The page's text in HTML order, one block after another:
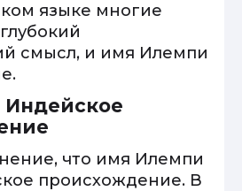
языке многие
смысл, и имя Илемпи
что имя Илемпи
происхождение. В